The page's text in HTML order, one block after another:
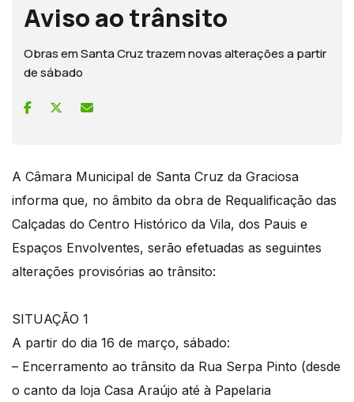
Aviso ao trânsito
Obras em Santa Cruz trazem novas alterações a partir
de sábado
A Câmara Municipal de Santa Cruz da Graciosa
informa que, no âmbito da obra de Requalificação das
Calçadas do Centro Histórico da Vila, dos Pauis e
Espaços Envolventes, serão efetuadas as seguintes
alterações provisórias ao trânsito:
SITUAÇÃO 1
A partir do dia 16 de março, sábado:
– Encerramento ao trânsito da Rua Serpa Pinto (desde
o canto da loja Casa Araújo até à Papelaria